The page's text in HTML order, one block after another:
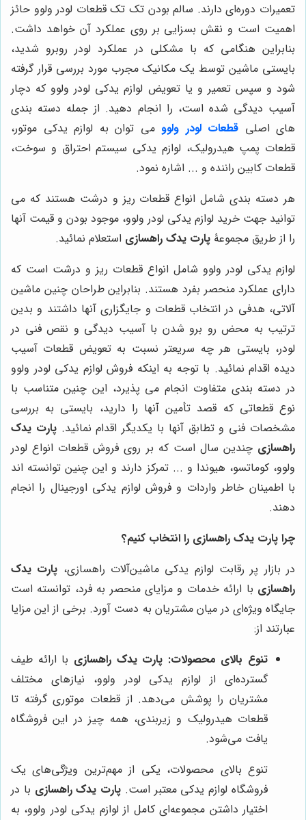
تعمیرات دوره‌ای دارند. سالم بودن تک تک قطعات لودر ولوو حائز
اهمیت است و نقش بسزایی بر روی عملکرد آن خواهد داشت.
بنابراین هنگامی که با مشکلی در عملکرد لودر روبرو شدید،
بایستی ماشین توسط یک مکانیک مجرب مورد بررسی قرار گرفته
شود و سپس تعمیر و یا تعویض لوازم یدکی لودر ولوو که دچار
آسیب دیدگی شده است، را انجام دهید. از جمله دسته بندی
های اصلی قطعات لودر ولوو می توان به لوازم یدکی موتور،
قطعات پمپ هیدرولیک، لوازم یدکی سیستم احتراق و سوخت،
قطعات کابین راننده و ... اشاره نمود.
هر دسته بندی شامل انواع قطعات ریز و درشت هستند که می
توانید جهت خرید لوازم یدکی لودر ولوو، موجود بودن و قیمت آنها
را از طریق مجموعۀ پارت یدک راهسازی استعلام نمائید.
لوازم یدکی لودر ولوو شامل انواع قطعات ریز و درشت است که
دارای عملکرد منحصر بفرد هستند. بنابراین طراحان چنین ماشین
آلاتی، هدفی در انتخاب قطعات و جایگزاری آنها داشتند و بدین
ترتیب به محض رو برو شدن با آسیب دیدگی و نقص فنی در
لودر، بایستی هر چه سریعتر نسبت به تعویض قطعات آسیب
دیده اقدام نمائید. با توجه به اینکه فروش لوازم یدکی لودر ولوو
در دسته بندی متفاوت انجام می پذیرد، این چنین متناسب با
نوع قطعاتی که قصد تأمین آنها را دارید، بایستی به بررسی
مشخصات فنی و تطابق آنها با یکدیگر اقدام نمائید.پارت یدک
راهسازی چندین سال است که بر روی فروش قطعات انواع لودر
ولوو، کوماتسو، هیوندا و ... تمرکز دارند و این چنین توانسته اند
با اطمینان خاطر واردات و فروش لوازم یدکی اورجینال را انجام
دهند.
چرا پارت یدک راهسازی را انتخاب کنیم؟
در بازار پر رقابت لوازم یدکی ماشین‌آلات راهسازی، پارت یدک
راهسازی با ارائه خدمات و مزایای منحصر به فرد، توانسته است
جایگاه ویژه‌ای در میان مشتریان به دست آورد. برخی از این مزایا
عبارتند از:
تنوع بالای محصولات: پارت یدک راهسازی با ارائه طیف
گسترده‌ای از لوازم یدکی لودر ولوو، نیازهای مختلف
مشتریان را پوشش می‌دهد. از قطعات موتوری گرفته تا
قطعات هیدرولیک و زیربندی، همه چیز در این فروشگاه
یافت می‌شود.
تنوع بالای محصولات، یکی از مهم‌ترین ویژگی‌های یک
فروشگاه لوازم یدکی معتبر است. پارت یدک راهسازی با در
اختیار داشتن مجموعه‌ای کامل از لوازم یدکی لودر ولوو، به